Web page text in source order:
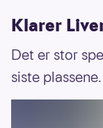
Klarer
Det er stor
siste